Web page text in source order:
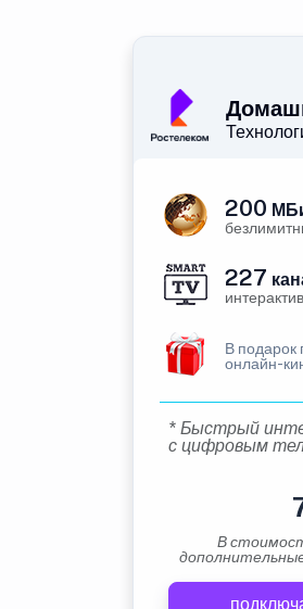
200
227
В подарок
онлайн-
* Быстрый
с цифровым
В